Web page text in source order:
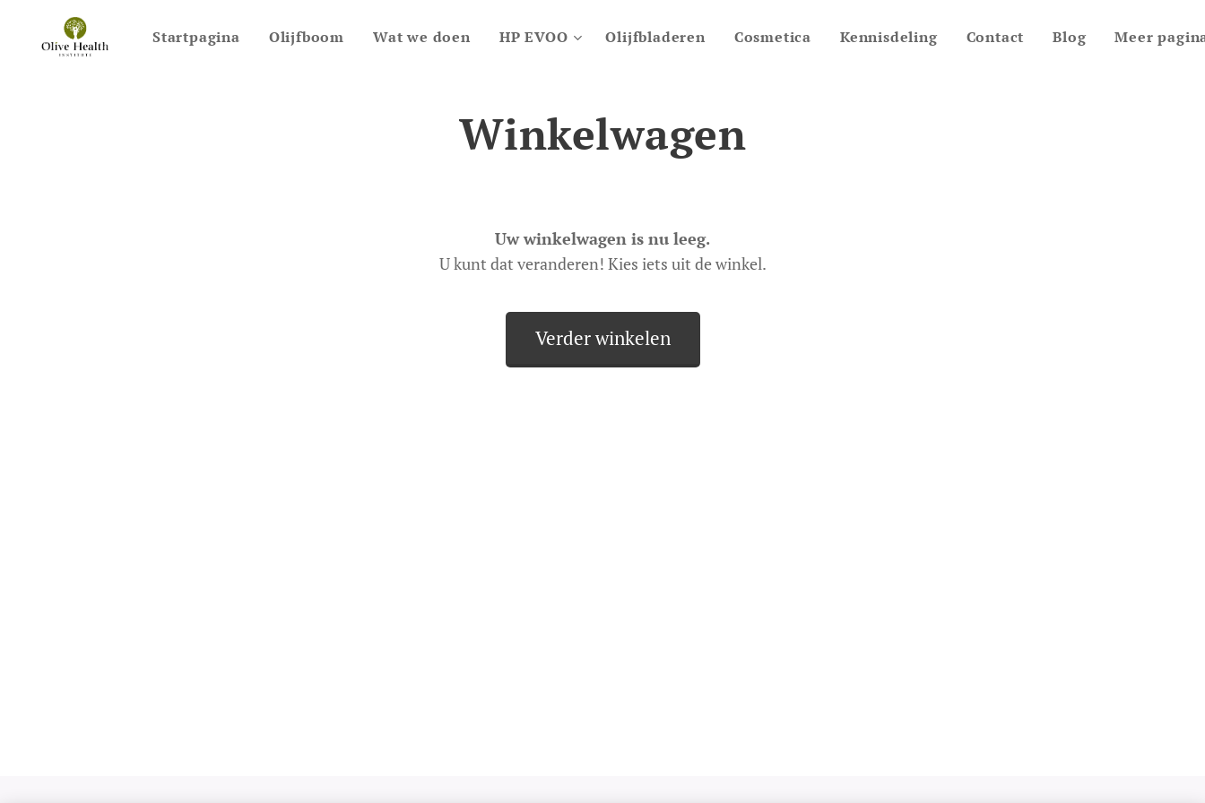
Startpagina Olijfboom Wat we doen HP EVOO Olijfbladeren Cosmetica Kennisdeling Contact Blog Meer
Winkelwagen
Uw winkelwagen is nu leeg.
U kunt dat veranderen! Kies iets uit de winkel.
Verder winkelen